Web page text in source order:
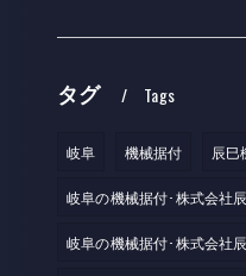
タグ Tags
岐阜 機械据付 辰巳
岐阜の機械据付･株式会社
岐阜の機械据付･株式会社